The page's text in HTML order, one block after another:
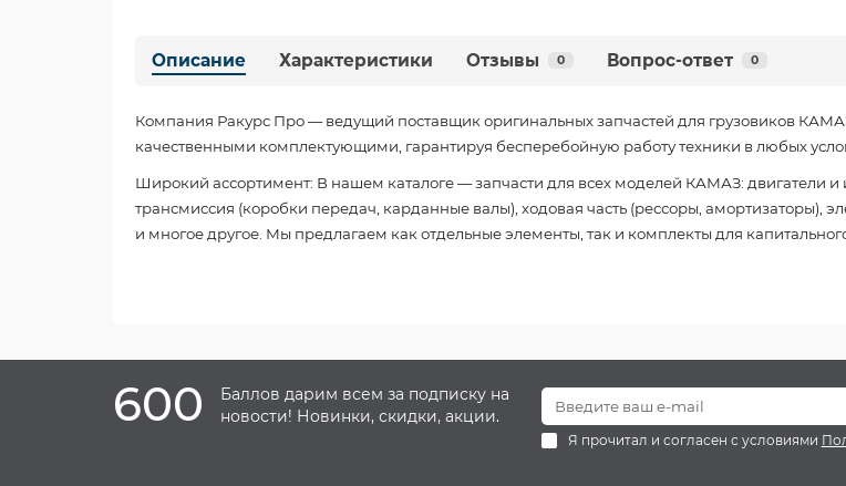
Описание Характеристики Отзывы 0 Вопрос-ответ 0
Компания Ракурс Про — ведущий поставщик оригинальных запчастей для грузовиков
качественными комплектующими, гарантируя бесперебойную работу техники в любых
Широкий ассортимент: В нашем каталоге — запчасти для всех моделей КАМАЗ: двигатели и
трансмиссия (коробки передач, карданные валы), ходовая часть (рессоры, амортизаторы),
и многое другое. Мы предлагаем как отдельные элементы, так и комплекты для
600
Баллов дарим всем за подписку на
новости! Новинки, скидки, акции.
Я прочитал и согласен с условиями